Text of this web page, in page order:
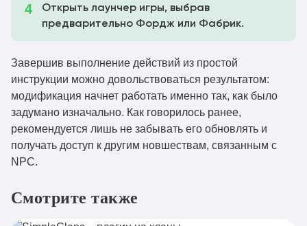
forge-mc1.20.1-1.0.1.jar
1.20.1
forge-mc1.19.4-1.0.1.jar
villagesandpillages-
fabric-mc1.19.4-1.0.1.jar
villagesandpillages-
forge-mc1.19.3-1.0.1.jar
1.19.3 Скачать
villagesandpillages-
Открыть лаунчер игры, выбрав
предварительно Фордж или Фабрик.
Завершив выполнение действий из простой
инструкции можно довольствоваться результатом:
модификация начнет работать именно так, как было
задумано изначально. Как говорилось ранее,
рекомендуется лишь не забывать его обновлять и
получать доступ к другим новшествам, связанным с
NPC.
Смотрите также